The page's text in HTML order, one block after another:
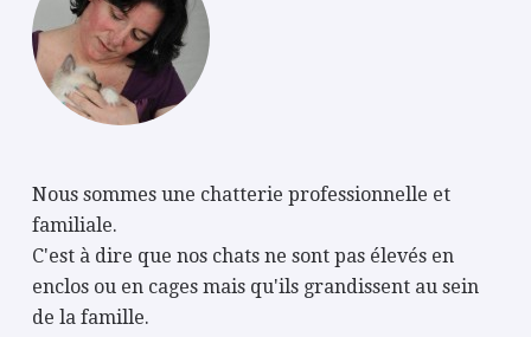
Nous sommes une chatterie professionnelle et
familiale.
C'est à dire que nos chats ne sont pas élevés en
enclos ou en cages mais qu'ils grandissent au sein
de la famille.